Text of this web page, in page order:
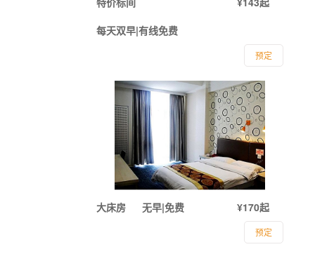
每天双早|有线免费
预定
大床房 ¥170起
无早|免费
预定